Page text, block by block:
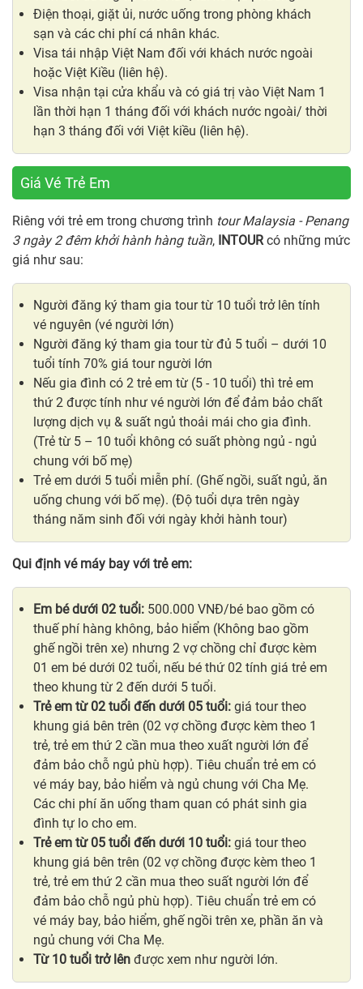
Điện thoại, giặt ủi, nước uống trong phòng khách
sạn và các chi phí cá nhân khác.
Visa tái nhập Việt Nam đối với khách nước ngoài
hoặc Việt Kiều (liên hệ).
Visa nhận tại cửa khẩu và có giá trị vào Việt Nam 1
lần thời hạn 1 tháng đối với khách nước ngoài/ thời
hạn 3 tháng đối với Việt kiều (liên hệ).
Giá Vé Trẻ Em
Riêng với trẻ em trong chương trình tour Malaysia - Penang
3 ngày 2 đêm khởi hành hàng tuần, INTOURcó những mức
giá như sau:
Người đăng ký tham gia tour từ 10 tuổi trở lên tính
vé nguyên (vé người lớn)
Người đăng ký tham gia tour từ đủ 5 tuổi – dưới 10
tuổi tính 70% giá tour người lớn
Nếu gia đình có 2 trẻ em từ (5 - 10 tuổi) thì trẻ em
thứ 2 được tính như vé người lớn để đảm bảo chất
lượng dịch vụ & suất ngủ thoải mái cho gia đình.
(Trẻ từ 5 – 10 tuổi không có suất phòng ngủ - ngủ
chung với bố mẹ)
Trẻ em dưới 5 tuổi miễn phí. (Ghế ngồi, suất ngủ, ăn
uống chung với bố mẹ). (Độ tuổi dựa trên ngày
tháng năm sinh đối với ngày khởi hành tour)
Qui định vé máy bay với trẻ em:
Em bé dưới 02 tuổi: 500.000 VNĐ/bé bao gồm có
thuế phí hàng không, bảo hiểm (Không bao gồm
ghế ngồi trên xe) nhưng 2 vợ chồng chỉ được kèm
01 em bé dưới 02 tuổi, nếu bé thứ 02 tính giá trẻ em
theo khung từ 2 đến dưới 5 tuổi.
Trẻ em từ 02 tuổi đến dưới 05 tuổi: giá tour theo
khung giá bên trên (02 vợ chồng được kèm theo 1
trẻ, trẻ em thứ 2 cần mua theo xuất người lớn để
đảm bảo chỗ ngủ phù hợp). Tiêu chuẩn trẻ em có
vé máy bay, bảo hiểm và ngủ chung với Cha Mẹ.
Các chi phí ăn uống tham quan có phát sinh gia
đình tự lo cho em.
Trẻ em từ 05 tuổi đến dưới 10 tuổi: giá tour theo
khung giá bên trên (02 vợ chồng được kèm theo 1
trẻ, trẻ em thứ 2 cần mua theo suất người lớn để
đảm bảo chỗ ngủ phù hợp). Tiêu chuẩn trẻ em có
vé máy bay, bảo hiểm, ghế ngồi trên xe, phần ăn và
ngủ chung với Cha Mẹ.
Từ 10 tuổi trở lên được xem như người lớn.